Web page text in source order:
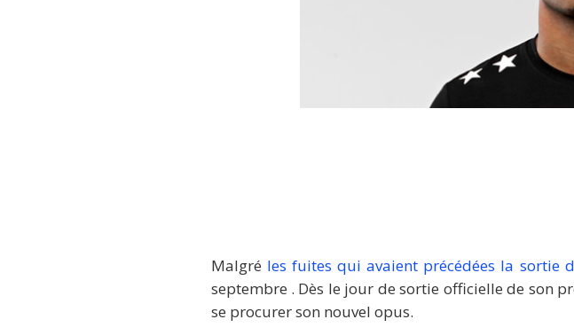
Malgré les fuites qui avaient précédées la sortie
septembre . Dès le jour de sortie officielle de son
se procurer son nouvel opus.